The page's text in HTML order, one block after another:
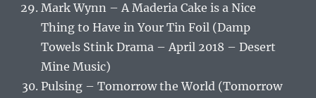
Mark Wynn – A Maderia Cake is a Nice
Thing to Have in Your Tin Foil (Damp
Towels Stink Drama – April 2018 – Desert
Mine Music)
Pulsing – Tomorrow the World (Tomorrow